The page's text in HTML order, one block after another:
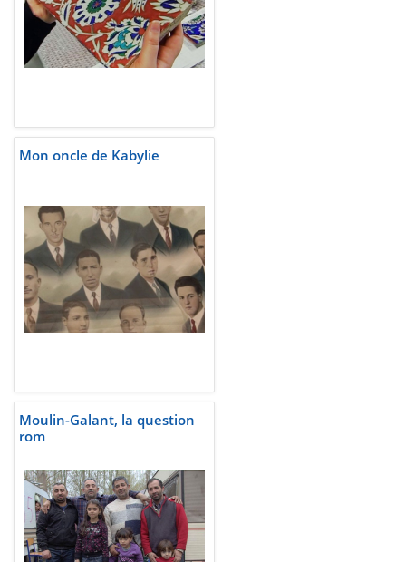
Mon oncle de Kabylie
Moulin-Galant, la question
rom